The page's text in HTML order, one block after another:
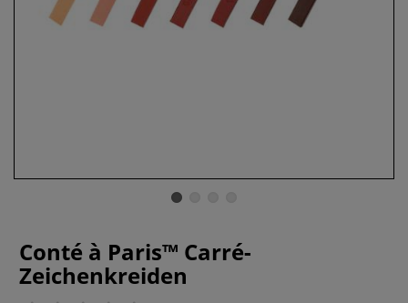
Conté à Paris™ Carré-
Zeichenkreiden